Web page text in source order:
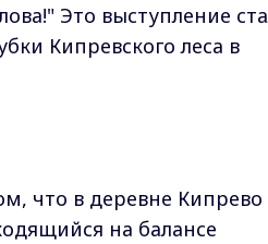
Это выступление
Кипревского леса в
что в деревне Кипрево
на балансе